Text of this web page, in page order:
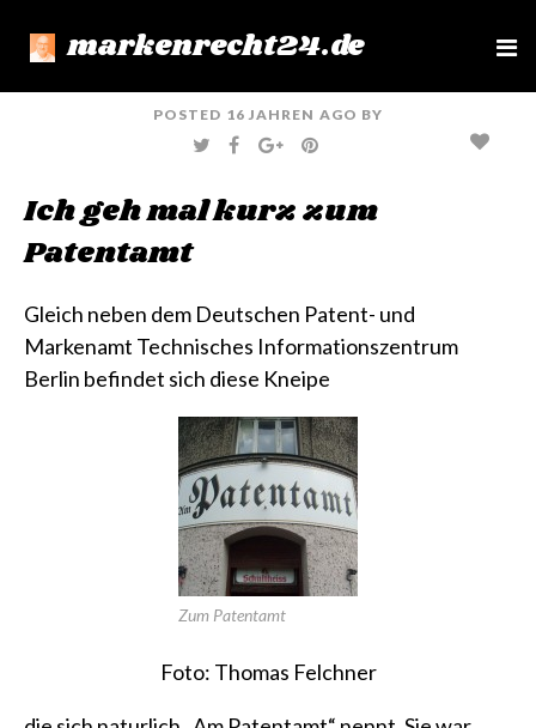
markenrecht24.de
e
POSTED 16 JAHREN AGO BY
T
W
T
E
F
A
O
G
O
E
P
I
R
Ich geh mal kurz zum
Patentamt
Gleich neben dem Deutschen Patent- und
Markenamt Technisches Informationszentrum
Berlin befindet sich diese Kneipe
Zum Patentamt
Foto: Thomas Felchner